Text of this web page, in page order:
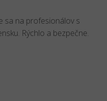
sa na profesionálov s
Rýchlo a bezpečne.